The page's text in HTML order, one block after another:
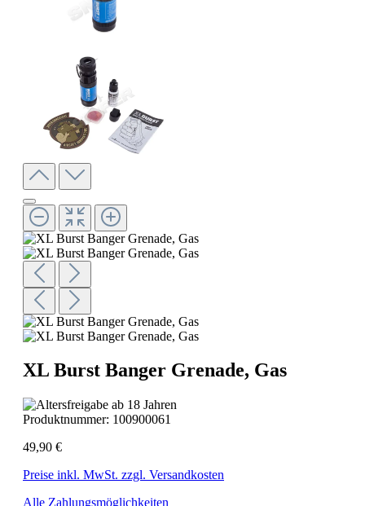
XL Burst Banger Grenade, Gas
Produktnummer: 100900061
49,90 €
Preise inkl. MwSt. zzgl. Versandkosten
Alle Zahlungsmöglichkeiten